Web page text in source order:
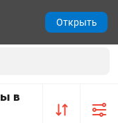
в
Открыть